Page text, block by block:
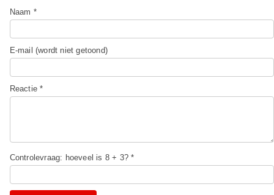
Naam *
E-mail (wordt niet getoond)
Reactie *
Controlevraag: hoeveel is 8 + 3? *